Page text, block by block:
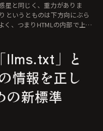
星と同じく、重力がありま
く、つまりHTMLの内部で上に
llms.txt」と
情報を正し
の新標準